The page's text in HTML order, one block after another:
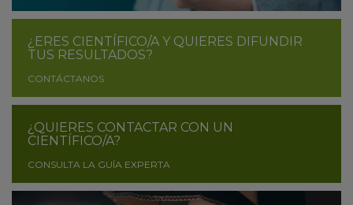
¿ERES CIENTÍFICO/A Y QUIERES DIFUNDIR
TUS RESULTADOS?
CONTÁCTANOS
¿QUIERES CONTACTAR CON UN
CIENTÍFICO/A?
CONSULTA LA GUÍA EXPERTA